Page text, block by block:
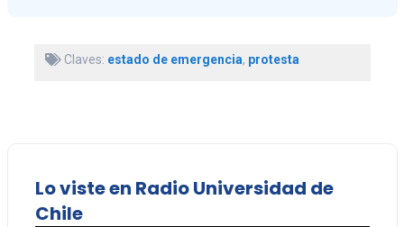
Claves: estado de emergencia, protesta
Lo viste en Radio Universidad de
Chile